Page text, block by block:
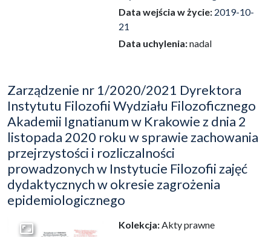
Data wejścia w życie: 2019-10-
21
Data uchylenia:nadal
Zarządzenie nr 1/2020/2021 Dyrektora
Instytutu Filozofii Wydziału Filozoficznego
Akademii Ignatianum w Krakowie z dnia 2
listopada 2020 roku w sprawie zachowania
przejrzystości i rozliczalności
prowadzonych w Instytucie Filozofii zajęć
dydaktycznych w okresie zagrożenia
epidemiologicznego
Kolekcja:Akty prawne